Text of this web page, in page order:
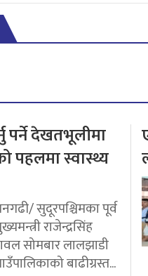
पर्ने देखतभूलीमा
पहलमा स्वास्थ्य
सुदूरपश्चिमका पूर्व
राजेन्द्रसिंह
सोमबार लालझाडी
बाढीग्रस्त...